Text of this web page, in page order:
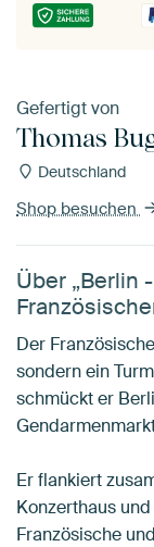
Gefertigt von
Thomas
Deutschland
Shop besuchen
Über „Berlin
Der
sondern ein
schmückt er
Er flankiert
Konzerthaus
Französische